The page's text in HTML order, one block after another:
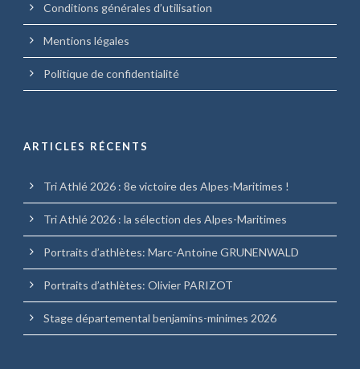
Conditions générales d’utilisation
Mentions légales
Politique de confidentialité
ARTICLES RÉCENTS
Tri Athlé 2026 : 8e victoire des Alpes-Maritimes !
Tri Athlé 2026 : la sélection des Alpes-Maritimes
Portraits d’athlètes: Marc-Antoine GRUNENWALD
Portraits d’athlètes: Olivier PARIZOT
Stage départemental benjamins-minimes 2026